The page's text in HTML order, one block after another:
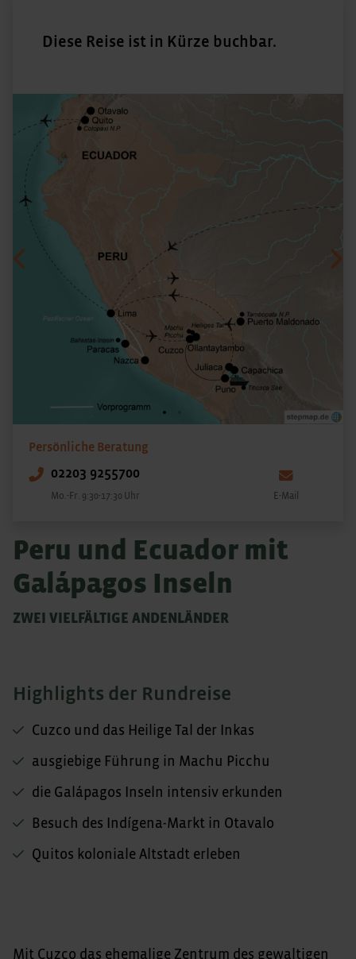
Diese Reise ist in Kürze buchbar.
Vorheriges
Persönliche Beratung
02203 9255700
Mo.-Fr. 9:30-17:30 Uhr E-Mail
Peru und Ecuador mit
Galápagos Inseln
ZWEI VIELFÄLTIGE ANDENLÄNDER
Highlights der Rundreise
Cuzco und das Heilige Tal der Inkas
ausgiebige Führung in Machu Picchu
die Galápagos Inseln intensiv erkunden
Besuch des Indígena-Markt in Otavalo
Quitos koloniale Altstadt erleben
Mit Cuzco das ehemalige Zentrum des gewaltigen